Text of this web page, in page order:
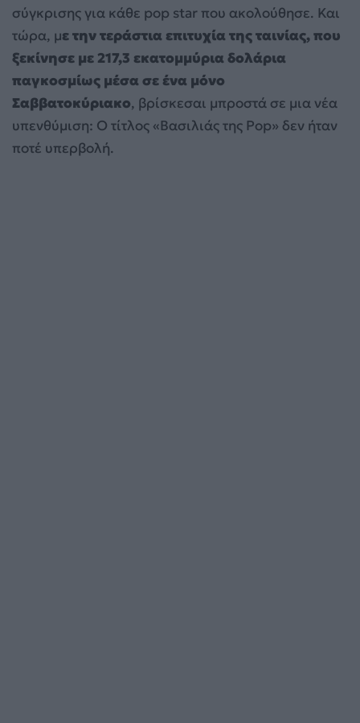
σύγκρισης για κάθε pop star που ακολούθησε. Και
τώρα, με την τεράστια επιτυχία της ταινίας, που
ξεκίνησε με 217,3 εκατομμύρια δολάρια
παγκοσμίως μέσα σε ένα μόνο
Σαββατοκύριακο, βρίσκεσαι μπροστά σε μια νέα
υπενθύμιση: Ο τίτλος «Βασιλιάς της Pop» δεν ήταν
ποτέ υπερβολή.